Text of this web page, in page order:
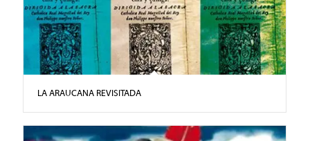
LA ARAUCANA REVISITADA